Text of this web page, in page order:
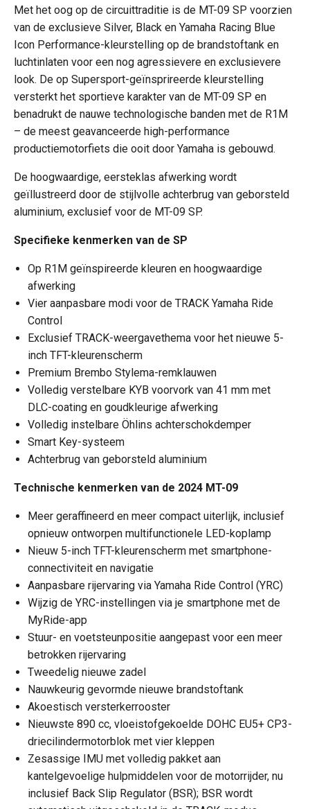
Met het oog op de circuittraditie is de MT-09 SP voorzien
van de exclusieve Silver, Black en Yamaha Racing Blue
Icon Performance-kleurstelling op de brandstoftank en
luchtinlaten voor een nog agressievere en exclusievere
look. De op Supersport-geïnsprireerde kleurstelling
versterkt het sportieve karakter van de MT-09 SP en
benadrukt de nauwe technologische banden met de R1M
– de meest geavanceerde high-performance
productiemotorfiets die ooit door Yamaha is gebouwd.
De hoogwaardige, eersteklas afwerking wordt
geïllustreerd door de stijlvolle achterbrug van geborsteld
aluminium, exclusief voor de MT-09 SP.
Specifieke kenmerken van de SP
Op R1M geïnspireerde kleuren en hoogwaardige
afwerking
Vier aanpasbare modi voor de TRACK Yamaha Ride
Control
Exclusief TRACK-weergavethema voor het nieuwe 5-
inch TFT-kleurenscherm
Premium Brembo Stylema-remklauwen
Volledig verstelbare KYB voorvork van 41 mm met
DLC-coating en goudkleurige afwerking
Volledig instelbare Öhlins achterschokdemper
Smart Key-systeem
Achterbrug van geborsteld aluminium
Technische kenmerken van de 2024 MT-09
Meer geraffineerd en meer compact uiterlijk, inclusief
opnieuw ontworpen multifunctionele LED-koplamp
Nieuw 5-inch TFT-kleurenscherm met smartphone-
connectiviteit en navigatie
Aanpasbare rijervaring via Yamaha Ride Control (YRC)
Wijzig de YRC-instellingen via je smartphone met de
MyRide-app
Stuur- en voetsteunpositie aangepast voor een meer
betrokken rijervaring
Tweedelig nieuwe zadel
Nauwkeurig gevormde nieuwe brandstoftank
Akoestisch versterkerrooster
Nieuwste 890 cc, vloeistofgekoelde DOHC EU5+ CP3-
driecilindermotorblok met vier kleppen
Zesassige IMU met volledig pakket aan
kantelgevoelige hulpmiddelen voor de motorrijder, nu
inclusief Back Slip Regulator (BSR); BSR wordt